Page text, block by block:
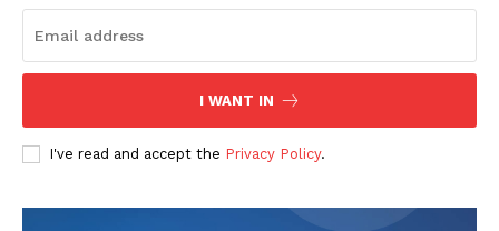
Company
About
Subscription Plans
My account
I WANT IN
I've read and accept the Privacy Policy.